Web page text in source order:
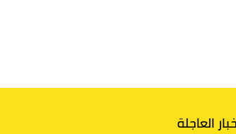
العاجلة